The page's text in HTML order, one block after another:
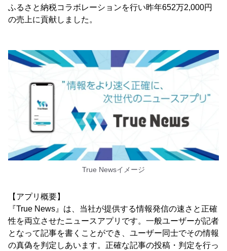
ふるさと納税コラボレーションを行い昨年652万2,000円
の売上に貢献しました。
True Newsイメージ
【アプリ概要】
『True News』は、当社が提供する情報発信の速さと正確
性を両立させたニュースアプリです。一般ユーザーが記者
となって記事を書くことができ、ユーザー同士でその情報
の真偽を判定しあいます。正確な記事の投稿・判定を行っ